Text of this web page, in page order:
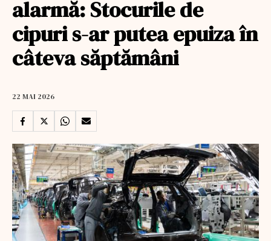
alarmă: Stocurile de
cipuri s-ar putea epuiza în
câteva săptămâni
22 MAI 2026